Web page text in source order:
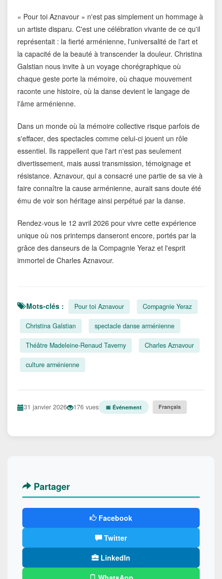
« Pour toi Aznavour » n'est pas simplement un hommage à
un artiste disparu. C'est une célébration vivante de ce qu'il
représentait : la fierté arménienne, l'universalité de l'art et
la capacité de la beauté à transcender la douleur. Christina
Galstian nous invite à un voyage chorégraphique où
chaque geste porte la mémoire, où chaque mouvement
raconte une histoire, où la danse devient le langage de
l'âme arménienne.
Dans un monde où la mémoire collective risque parfois de
s'effacer, des spectacles comme celui-ci jouent un rôle
essentiel. Ils rappellent que l'art n'est pas seulement
divertissement, mais aussi transmission, témoignage et
résistance. Aznavour, qui a consacré une partie de sa vie à
faire connaître la cause arménienne, aurait sans doute été
ému de voir son héritage ainsi perpétué par la danse.
Rendez-vous le 12 avril 2026 pour vivre cette expérience
unique où nos printemps danseront encore, portés par la
grâce des danseurs de la Compagnie Yeraz et l'esprit
immortel de Charles Aznavour.
Mots-clés : Pour toi Aznavour Compagnie Yeraz
Christina Galstian spectacle danse arménienne
Théâtre Madeleine-Renaud Taverny Charles Aznavour
culture arménienne
31 janvier 2026 176 vues 📅 Événement Français
Partager
Facebook
Twitter
LinkedIn